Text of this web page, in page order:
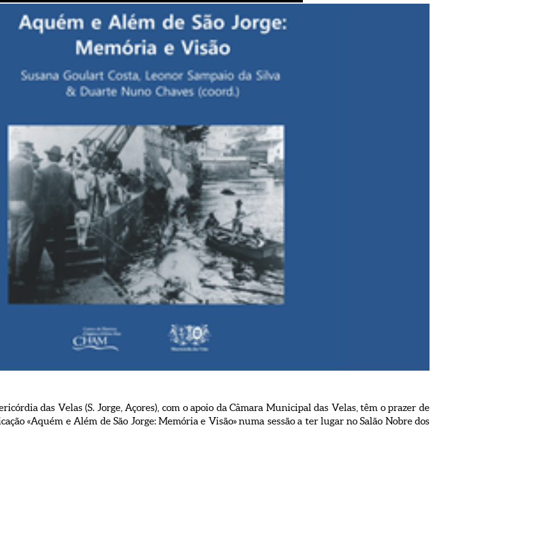
das Velas (S. Jorge, Açores), com o apoio da Câmara Municipal das Velas, têm o prazer de
«Aquém e Além de São Jorge: Memória e Visão» numa sessão a ter lugar no Salão Nobre dos